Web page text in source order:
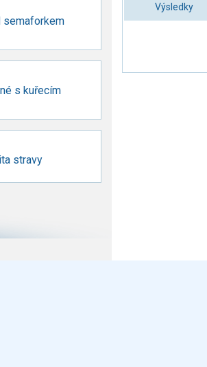
semaforkem
s kuřecím
stravy
Výsledky